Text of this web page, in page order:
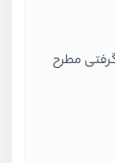
مطرح